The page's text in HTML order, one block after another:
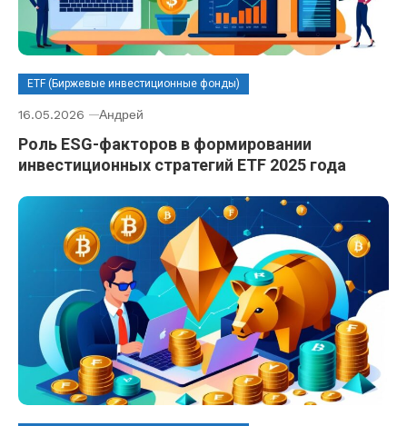
ETF (Биржевые инвестиционные фонды)
16.05.2026 Андрей
Роль ESG-факторов в формировании
инвестиционных стратегий ETF 2025 года